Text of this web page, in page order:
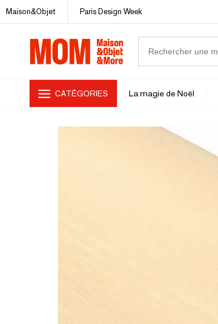
Maison&Objet Paris Design Week
CATÉGORIES La magie de Noël